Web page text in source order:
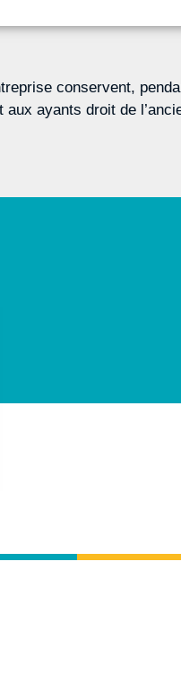
conservent,
ayants droit de